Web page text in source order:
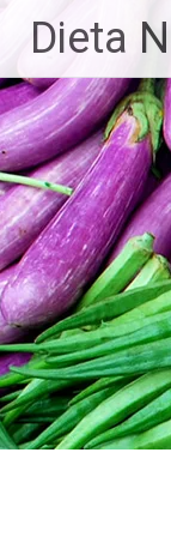
Dieta